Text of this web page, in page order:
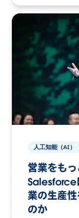
人工知能（AI）
営業をもっ
Salesforce
業の生産
のか